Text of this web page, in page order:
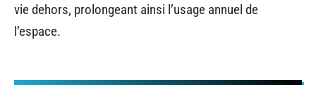
vie dehors, prolongeant ainsi l’usage annuel de
l’espace.